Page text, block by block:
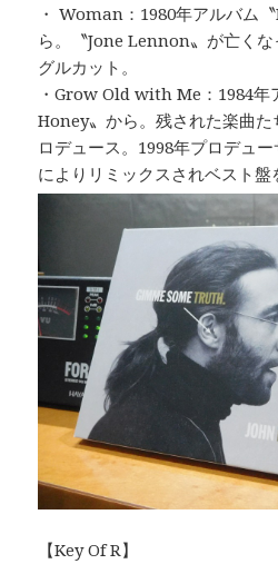
・ Woman：1980年アルバム
ら。〝Jone Lennon〟が亡く
グルカット。
・Grow Old with Me：1984
Honey〟から。残された楽曲
ロデュース。1998年プロデュ
によりリミックスされベスト盤
【Key Of R】